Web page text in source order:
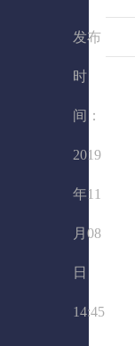
发布
时
间：
2019
年11
月08
日
14:45